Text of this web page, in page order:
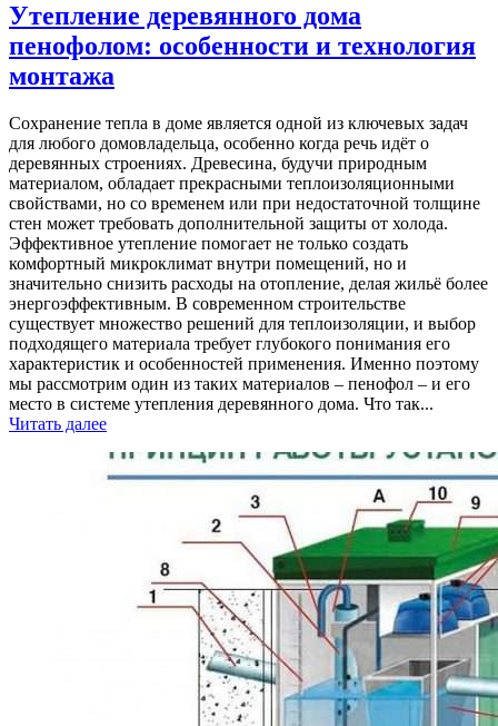
Утепление деревянного дома
пенофолом: особенности и технология
монтажа
Сохранение тепла в доме является одной из ключевых задач
для любого домовладельца, особенно когда речь идёт о
деревянных строениях. Древесина, будучи природным
материалом, обладает прекрасными теплоизоляционными
свойствами, но со временем или при недостаточной толщине
стен может требовать дополнительной защиты от холода.
Эффективное утепление помогает не только создать
комфортный микроклимат внутри помещений, но и
значительно снизить расходы на отопление, делая жильё более
энергоэффективным. В современном строительстве
существует множество решений для теплоизоляции, и выбор
подходящего материала требует глубокого понимания его
характеристик и особенностей применения. Именно поэтому
мы рассмотрим один из таких материалов – пенофол – и его
место в системе утепления деревянного дома. Что так...
Читать далее